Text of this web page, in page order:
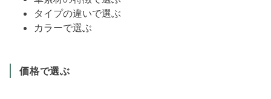
タイプの違いで選ぶ
カラーで選ぶ
価格で選ぶ